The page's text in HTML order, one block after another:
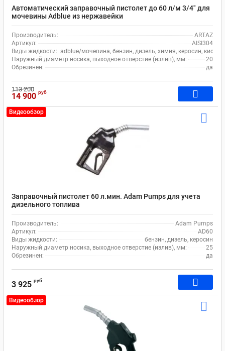
Автоматический заправочный пистолет до 60 л/м 3/4" для
мочевины Adblue из нержавейки
Производитель:
ARTAZ
Артикул:
AISI304
Виды жидкости: adblue/мочевина, бензин, дизель, химия, керосин,
Наружный диаметр носика, выходное отверстие (излив), мм:
20
Обрезинен:
да
113 200
14 900 руб
Видеообзор
Заправочный пистолет 60 л.мин. Adam Pumps для учета
дизельного топлива
Производитель:
Adam Pumps
Артикул:
AD60
Виды жидкости:
бензин, дизель, керосин
Наружный диаметр носика, выходное отверстие (излив), мм:
25
Обрезинен:
да
3 925 руб
Видеообзор